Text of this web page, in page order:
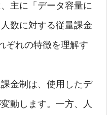
主に「データ容量に
数に対する従量課金
ぞれの特徴を理解す
金制は、使用したデ
動します。一方、人